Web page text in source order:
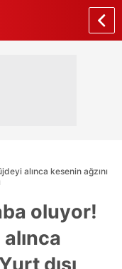
alınca kesenin ağzını
oluyor!